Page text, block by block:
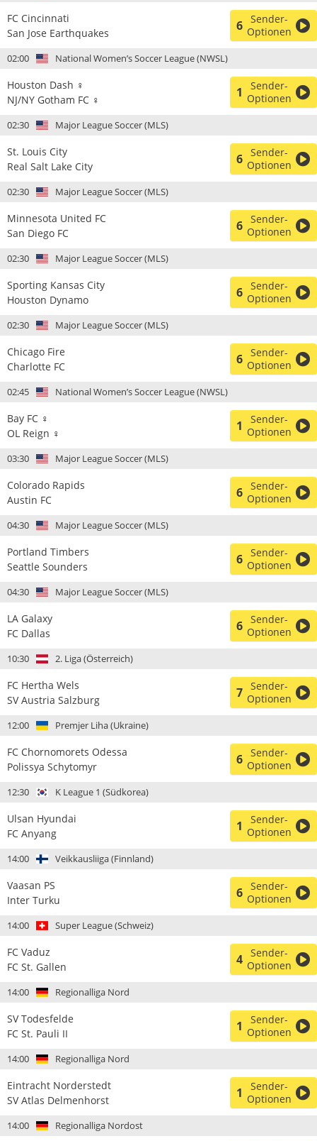
FC Cincinnati
San Jose Earthquakes
6 Sender-
Optionen
02:00 National Women’s Soccer League (NWSL)
Houston Dash ♀
NJ/NY Gotham FC ♀
1
Sender-
Optionen
02:30 Major League Soccer (MLS)
St. Louis City
Real Salt Lake City
6 Sender-
Optionen
02:30 Major League Soccer (MLS)
Minnesota United FC
San Diego FC
6 Sender-
Optionen
02:30 Major League Soccer (MLS)
Sporting Kansas City
Houston Dynamo
6 Sender-
Optionen
02:30 Major League Soccer (MLS)
Chicago Fire
Charlotte FC
6 Sender-
Optionen
02:45 National Women’s Soccer League (NWSL)
Bay FC ♀
OL Reign ♀
1
Sender-
Optionen
03:30 Major League Soccer (MLS)
Colorado Rapids
Austin FC
6 Sender-
Optionen
04:30 Major League Soccer (MLS)
Portland Timbers
Seattle Sounders
6 Sender-
Optionen
04:30 Major League Soccer (MLS)
LA Galaxy
FC Dallas
6 Sender-
Optionen
10:30 2. Liga (Österreich)
FC Hertha Wels
SV Austria Salzburg
7 Sender-
Optionen
12:00 Premjer Liha (Ukraine)
FC Chornomorets Odessa
Polissya Schytomyr
6 Sender-
Optionen
12:30 K League 1 (Südkorea)
Ulsan Hyundai
FC Anyang
1
Sender-
Optionen
14:00 Veikkausliiga (Finnland)
Vaasan PS
Inter Turku
6 Sender-
Optionen
14:00 Super League (Schweiz)
FC Vaduz
FC St. Gallen
4 Sender-
Optionen
14:00 Regionalliga Nord
SV Todesfelde
FC St. Pauli II
1
Sender-
Optionen
14:00 Regionalliga Nord
Eintracht Norderstedt
SV Atlas Delmenhorst
1
Sender-
Optionen
14:00 Regionalliga Nordost